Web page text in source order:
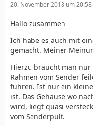
20. November 2018 um 20:58
Hallo zusammen
Ich habe es auch mit
gemacht. Meiner
Hierzu braucht man nur
Rahmen vom Sender
führen. Ist nur ein
ist. Das Gehäuse wo
wird, liegt quasi
vom Senderpult.